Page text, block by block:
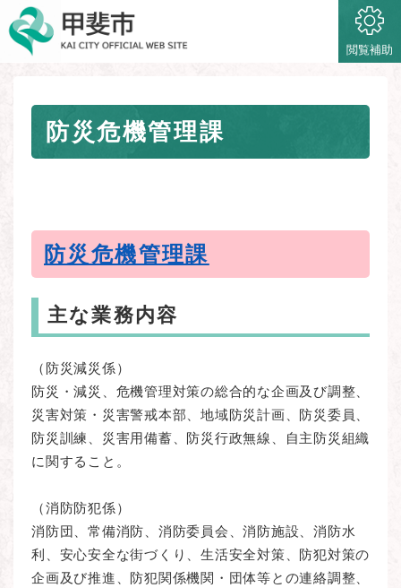
ー
メニューを飛ばして本文へ
閲覧補助
防災危機管理課
防災危機管理課
主な業務内容
（防災減災係）
防災・減災、危機管理対策の総合的な企画及び調整、
災害対策・災害警戒本部、地域防災計画、防災委員、
防災訓練、災害用備蓄、防災行政無線、自主防災組織
に関すること。
（消防防犯係）
消防団、常備消防、消防委員会、消防施設、消防水
利、安心安全な街づくり、生活安全対策、防犯対策の
企画及び推進、防犯関係機関・団体等との連絡調整、